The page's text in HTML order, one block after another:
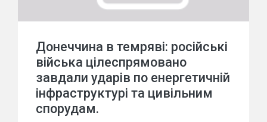
Донеччина в темряві: російські
війська цілеспрямовано
завдали ударів по енергетичній
інфраструктурі та цивільним
спорудам.